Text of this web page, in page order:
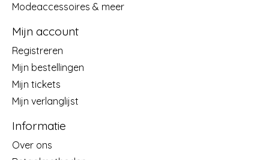
Modeaccessoires & meer
Mijn account
Registreren
Mijn bestellingen
Mijn tickets
Mijn verlanglijst
Informatie
Over ons